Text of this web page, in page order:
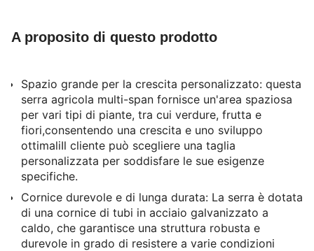
A proposito di questo prodotto
Spazio grande per la crescita personalizzato: questa
serra agricola multi-span fornisce un'area spaziosa
per vari tipi di piante, tra cui verdure, frutta e
fiori,consentendo una crescita e uno sviluppo
ottimaliIl cliente può scegliere una taglia
personalizzata per soddisfare le sue esigenze
specifiche.
Cornice durevole e di lunga durata: La serra è dotata
di una cornice di tubi in acciaio galvanizzato a
caldo, che garantisce una struttura robusta e
durevole in grado di resistere a varie condizioni